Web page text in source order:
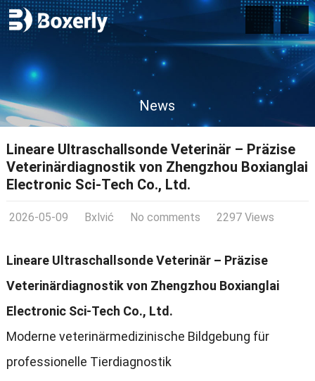
News
Lineare Ultraschallsonde Veterinär – Präzise
Veterinärdiagnostik von Zhengzhou Boxianglai
Electronic Sci-Tech Co., Ltd.
2026-05-09 Bxlvić No comments 2297 Views
Lineare Ultraschallsonde Veterinär – Präzise
Veterinärdiagnostik von Zhengzhou Boxianglai
Electronic Sci-Tech Co., Ltd.
Moderne veterinärmedizinische Bildgebung für
professionelle Tierdiagnostik